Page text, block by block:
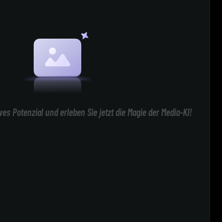
Potenzial und erleben Sie jetzt die Magie der Media-KI!